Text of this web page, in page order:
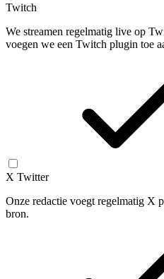
Twitch
We streamen regelmatig live op
voegen we een Twitch plugin toe
X Twitter
Onze redactie voegt regelmatig X
bron.